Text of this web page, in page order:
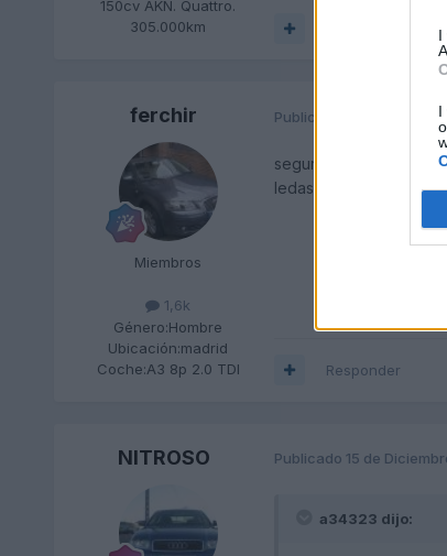
I
I
150cv AKN. Quattro.
305.000km
ferchir
Miembros
1,6k
Género:Hombre
Ubicación:madrid
Coche:A3 8p 2.0 TDI
Publicado 15 de
seguramente te fallo
ledas al mando y no
Responder
NITROSO Publicado 15 de
a34323 dijo: